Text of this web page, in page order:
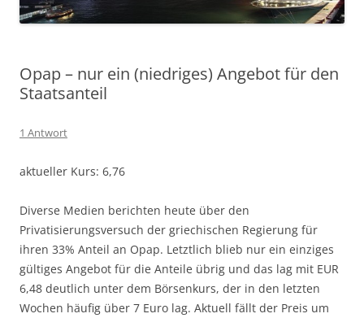
Opap – nur ein (niedriges) Angebot für den
Staatsanteil
1 Antwort
aktueller Kurs: 6,76
Diverse Medien berichten heute über den
Privatisierungsversuch der griechischen Regierung für
ihren 33% Anteil an Opap. Letztlich blieb nur ein einziges
gültiges Angebot für die Anteile übrig und das lag mit EUR
6,48 deutlich unter dem Börsenkurs, der in den letzten
Wochen häufig über 7 Euro lag. Aktuell fällt der Preis um